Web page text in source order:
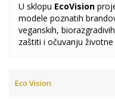
U sklopu EcoVision
modele poznatih
veganskih,
zaštiti i očuvanju životne
Eco Vision